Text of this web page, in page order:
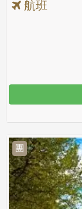
航班
團